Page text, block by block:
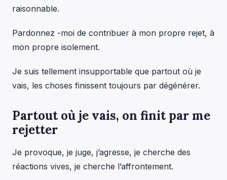
raisonnable.
Pardonnez -moi de contribuer à mon propre rejet, à
mon propre isolement.
Je suis tellement insupportable que partout où je
vais, les choses finissent toujours par dégénérer.
Partout où je vais, on finit par me
rejetter
Je provoque, je juge, j’agresse, je cherche des
réactions vives, je cherche l’affrontement.